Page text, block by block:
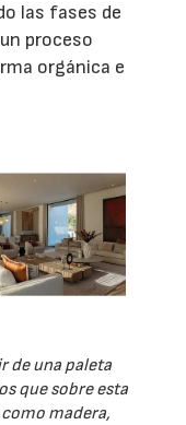
las fases de
proceso
orgánica e
de una paleta
que sobre esta
madera,